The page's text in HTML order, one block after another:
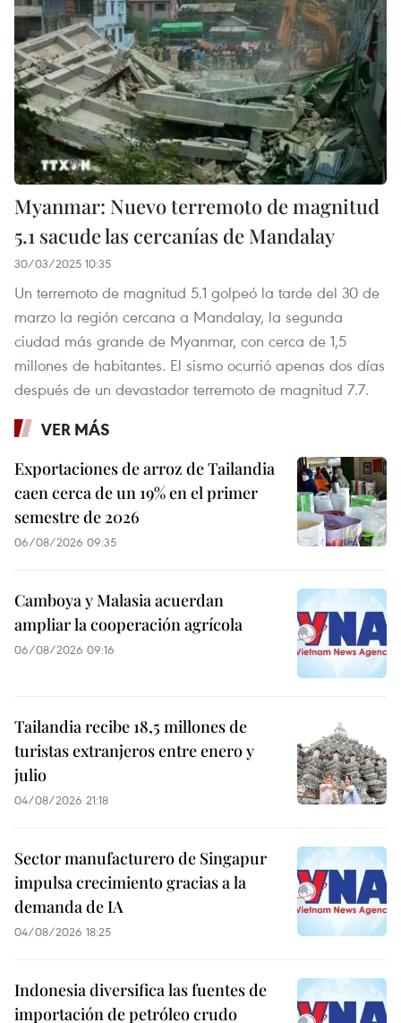
Myanmar: Nuevo terremoto de magnitud
5.1 sacude las cercanías de Mandalay
30/03/2025 10:35
Un terremoto de magnitud 5.1 golpeó la tarde del 30 de
marzo la región cercana a Mandalay, la segunda
ciudad más grande de Myanmar, con cerca de 1,5
millones de habitantes. El sismo ocurrió apenas dos días
después de un devastador terremoto de magnitud 7.7.
VER MÁS
Exportaciones de arroz de Tailandia
caen cerca de un 19% en el primer
semestre de 2026
06/08/2026 09:35
Camboya y Malasia acuerdan
ampliar la cooperación agrícola
06/08/2026 09:16
Tailandia recibe 18,5 millones de
turistas extranjeros entre enero y
julio
04/08/2026 21:18
Sector manufacturero de Singapur
impulsa crecimiento gracias a la
demanda de IA
04/08/2026 18:25
Indonesia diversifica las fuentes de
importación de petróleo crudo